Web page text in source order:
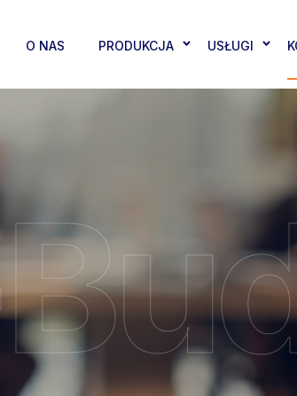
O NAS PRODUKCJA USŁUGI